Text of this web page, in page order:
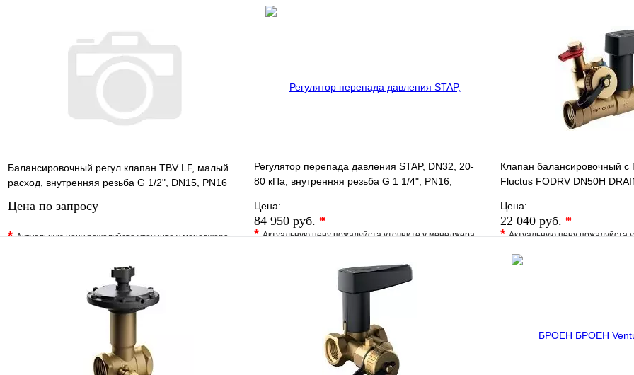
Балансировочный регул клапан TBV LF, малый
расход, внутренняя резьба G 1/2", DN15, PN16
Цена по запросу
*Актуальную цену пожалуйста уточните у менеджера
Запросить цену
Регулятор перепада давления STAP, DN32, 20-
80 кПа, внутренняя резьба G 1 1/4", PN16,
Цена:
84 950 руб. *
*Актуальную цену пожалуйста уточните у менеджера
Под заказ
Клапан балансировочный с
Fluctus FODRV DN50H
Цена:
22 040 руб. *
*Актуальную цену пожалуйста
В избранное